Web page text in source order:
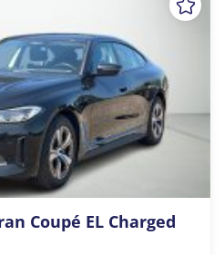
Coupé EL Charged